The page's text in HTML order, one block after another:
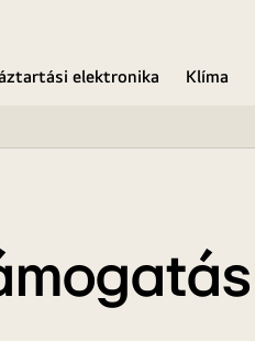
elektronika Klíma